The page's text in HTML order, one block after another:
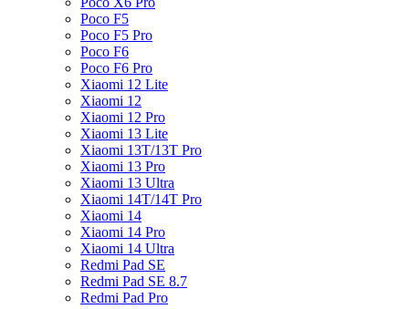
Poco F5
Poco F5 Pro
Poco F6
Poco F6 Pro
Xiaomi 12 Lite
Xiaomi 12
Xiaomi 12 Pro
Xiaomi 13 Lite
Xiaomi 13T/13T Pro
Xiaomi 13 Pro
Xiaomi 13 Ultra
Xiaomi 14T/14T Pro
Xiaomi 14
Xiaomi 14 Pro
Xiaomi 14 Ultra
Redmi Pad SE
Redmi Pad SE 8.7
Redmi Pad Pro